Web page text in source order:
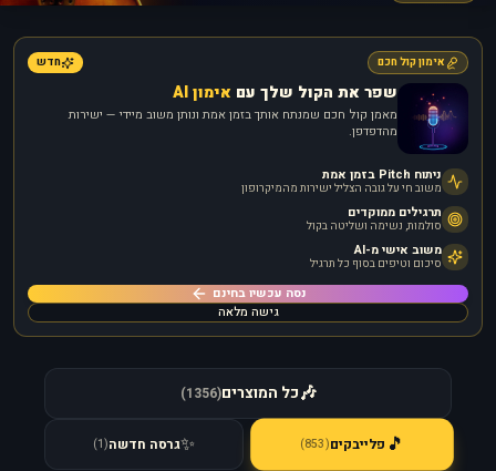
אימון קול חכם חדש
שפר את הקול שלך עם אימון AI
מאמן קול חכם שמנתח אותך בזמן אמת ונותן משוב מיידי — ישירות
מהדפדפן.
ניתוח Pitch בזמן אמת
משוב חי על גובה הצליל ישירות מהמיקרופון
תרגילים ממוקדים
סולמות, נשימה ושליטה בקול
משוב אישי מ-AI
סיכום וטיפים בסוף כל תרגיל
נסה עכשיו בחינם
גישה מלאה
🎶כל המוצרים(
1356
)
🎵 פלייבקים(
853
)
✨גרסה חדשה(
1
)